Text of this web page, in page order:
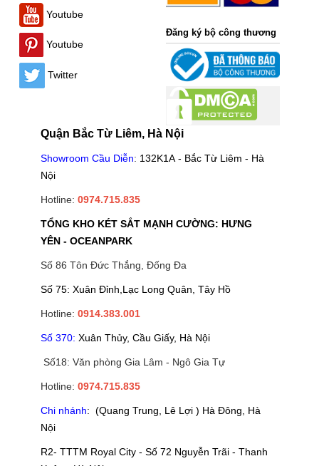
Youtube
Youtube
Twitter
Đăng ký bộ công thương
Quận Bắc Từ Liêm, Hà Nội
Showroom Cầu Diễn: 132K1A - Bắc Từ Liêm - Hà
Nội
Hotline: 0974.715.835
TỔNG KHO KÉT SẮT MẠNH CƯỜNG: HƯNG
YÊN - OCEANPARK
Số 86 Tôn Đức Thắng, Đống Đa
Số 75: Xuân Đỉnh,Lạc Long Quân, Tây Hồ
Hotline: 0914.383.001
Số 370: Xuân Thủy, Cầu Giấy, Hà Nội
Số18: Văn phòng Gia Lâm - Ngô Gia Tự
Hotline: 0974.715.835
Chi nhánh: (Quang Trung, Lê Lợi ) Hà Đông, Hà
Nội
R2- TTTM Royal City - Số 72 Nguyễn Trãi - Thanh